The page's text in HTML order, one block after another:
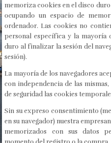
memoriza cookies en el disco
ocupando un espacio de
ordenador. Las cookies no
personal específica y la mayoría
duro al finalizar la sesión del
sesión).
La mayoría de los navegadores
con independencia de las
de seguridad las cookies
Sin su expreso consentimiento
en su navegador) nuestra
memorizados con sus datos